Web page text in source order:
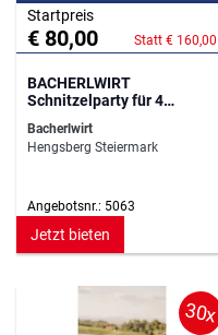
Startpreis
€ 80,00 Statt € 160,00
BACHERLWIRT
Schnitzelparty für 4
Bacherlwirt
Hengsberg Steiermark
Angebotsnr.: 5063
Jetzt bieten
30x